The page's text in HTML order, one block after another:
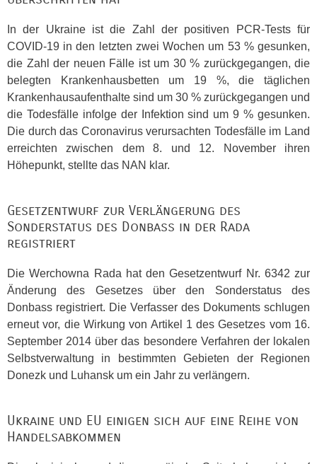
In der Ukraine ist die Zahl der positiven PCR-Tests für
COVID-19 in den letzten zwei Wochen um 53 % gesunken,
die Zahl der neuen Fälle ist um 30 % zurückgegangen, die
belegten Krankenhausbetten um 19 %, die täglichen
Krankenhausaufenthalte sind um 30 % zurückgegangen und
die Todesfälle infolge der Infektion sind um 9 % gesunken.
Die durch das Coronavirus verursachten Todesfälle im Land
erreichten zwischen dem 8. und 12. November ihren
Höhepunkt, stellte das NAN klar.
Gesetzentwurf zur Verlängerung des
Sonderstatus des Donbass in der Rada
registriert
Die Werchowna Rada hat den Gesetzentwurf Nr. 6342 zur
Änderung des Gesetzes über den Sonderstatus des
Donbass registriert. Die Verfasser des Dokuments schlugen
erneut vor, die Wirkung von Artikel 1 des Gesetzes vom 16.
September 2014 über das besondere Verfahren der lokalen
Selbstverwaltung in bestimmten Gebieten der Regionen
Donezk und Luhansk um ein Jahr zu verlängern.
Ukraine und EU einigen sich auf eine Reihe von
Handelsabkommen